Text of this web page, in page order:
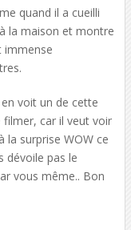
quand il a cueilli
la maison et montre
immense
en voit un de cette
car il veut voir
la surprise WOW ce
dévoile pas le
vous même.. Bon